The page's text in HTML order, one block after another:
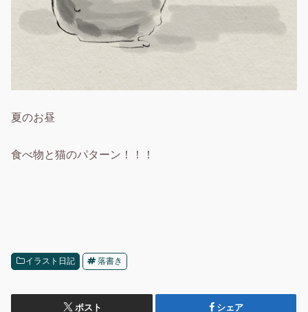
夏のお昼
食べ物と猫のパターン！！！
イラスト日記 落書き
ポスト シェア